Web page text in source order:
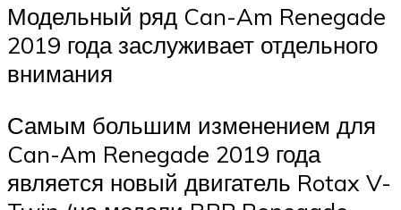
Модельный ряд Can-Am Renegade
2019 года заслуживает отдельного
внимания
Самым большим изменением для
Can-Am Renegade 2019 года
является новый двигатель Rotax V-